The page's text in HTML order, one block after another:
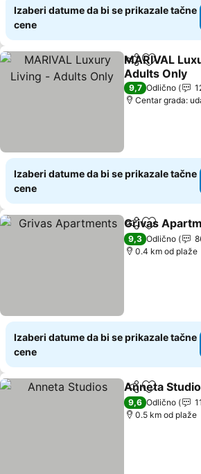
Izaberi datume da bi se prikazale tačne
cene
Deli Dodati u
MARIVAL
Adults Only
Pogledaj cene
9,7 Odlično
Centar grada:
Izaberi datume da bi se prikazale tačne
cene
Deli Dodati u
Grivas
9,3 Odlično
0.4 km od plaže
Izaberi datume da bi se prikazale tačne
cene
Deli Dodati u
Anneta
9,6 Odlično
0.5 km od plaže